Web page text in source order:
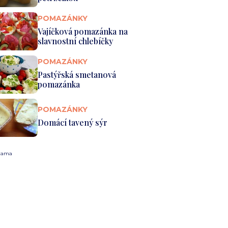
POMAZÁNKY
Vajíčková pomazánka na
slavnostní chlebíčky
POMAZÁNKY
Pastýřská smetanová
pomazánka
POMAZÁNKY
Domácí tavený sýr